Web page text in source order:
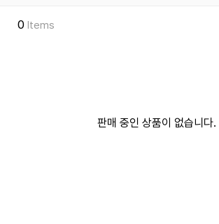
0 Items
판매 중인 상품이 없습니다.